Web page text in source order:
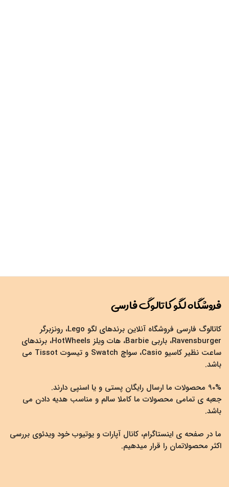
فروشگاه لگو کاتالوگ فارسی
کاتالوگ فارسی فروشگاه آنلاین برندهای لگو Lego، رونزبرگر
Ravensburger، باربی Barbie، هات ویلز HotWheels، برندهای
ساعت نظیر کاسیو Casio، سواچ Swatch و تیسوت Tissot می
باشد.
90% محصولات ما ارسال رایگان پستی و یا اسنپی دارند.
جعبه ی تمامی محصولات ما کاملا سالم و مناسب هدیه دادن می
باشد.
ما در صفحه ی اینستاگرام، کانال آپارات و یوتیوب خود ویدئوی بررسی
اکثر محصولاتمان را قرار میدهیم.